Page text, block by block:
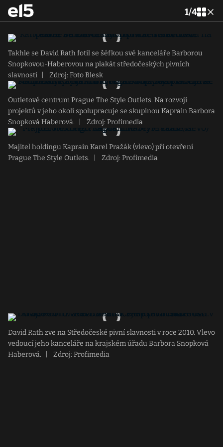
1/4
Takhle se David Rath fotil se šéfkou své kanceláře Barborou
Snopkovou-Haberovou na plakát středočeských pivních
slavností
Zdroj: Foto Blesk
Outletové centrum Prague The Style Outlets. Na rozvoji
projektů v jeho okolí spolupracuje se skupinou Kaprain Barbora
Snopková Haberová.
Zdroj: Profimedia
Majitel holdingu Kaprain Karel Pražák (vlevo) při otevření
Prague The Style Outlets.
Zdroj: Profimedia
David Rath zve na Středočeské pivní slavnosti v roce 2010. Vlevo
vedoucí jeho kanceláře na krajském úřadu Barbora Snopková
Haberová.
Zdroj: Profimedia